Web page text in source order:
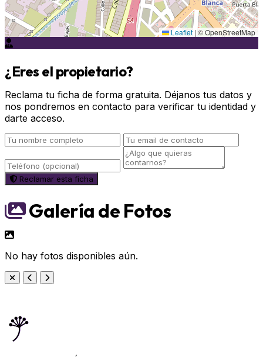
Leaflet | © OpenStreetMap
¿Eres el propietario?
Reclama tu ficha de forma gratuita. Déjanos tus datos y
nos pondremos en contacto para verificar tu identidad y
darte acceso.
Reclamar esta ficha
Galería de Fotos
No hay fotos disponibles aún.